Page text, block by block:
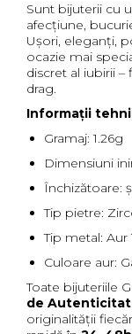
Sunt bijuterii cu
afecțiune,
Ușori, eleganți,
ocazie mai
discret al iubirii –
drag.
Informații
Gramaj: 1.26g
Dimensiuni
Închizătoare:
Tip pietre:
Tip metal: Aur
Culoare aur:
Toate bijuteriile
de
originalității